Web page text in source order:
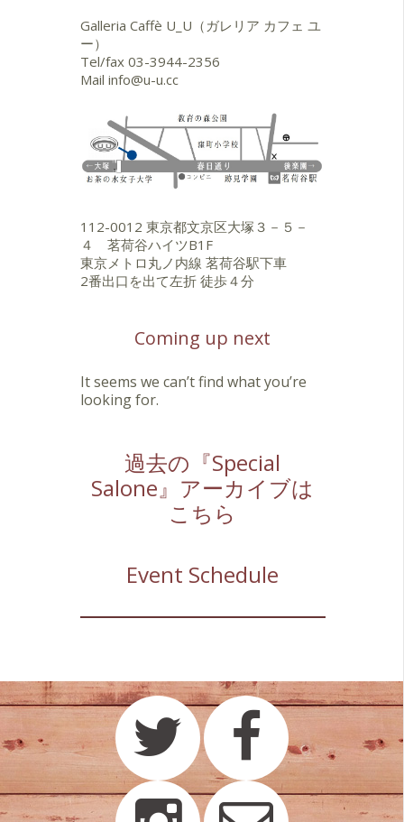
Galleria Caffè U_U（ガレリア カフェ ユ
ー）
Tel/fax 03-3944-2356
Mail info@u-u.cc
112-0012 東京都文京区大塚３－５－
４ 茗荷谷ハイツB1F
東京メトロ丸ノ内線 茗荷谷駅下車
2番出口を出て左折 徒歩４分
Coming up next
It seems we can’t find what you’re
looking for.
過去の『Special
Salone』アーカイブは
こちら
Event Schedule